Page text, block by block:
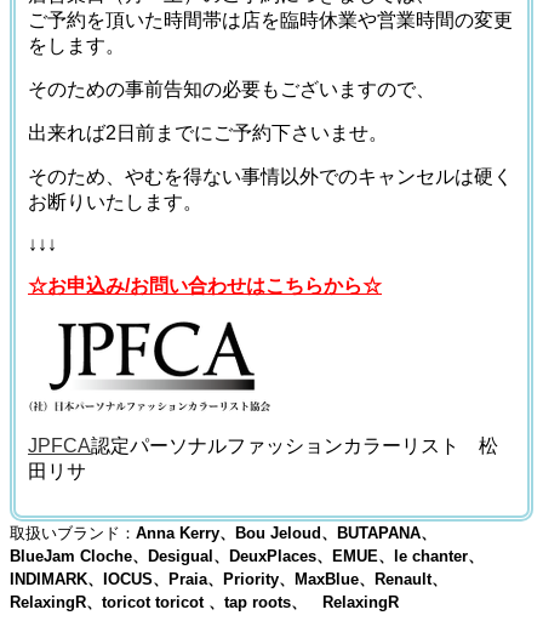
ご予約を頂いた時間帯は店を臨時休業や営業時間の変更
をします。
そのための事前告知の必要もございますので、
出来れば2日前までにご予約下さいませ。
そのため、やむを得ない事情以外でのキャンセルは硬く
お断りいたします。
↓↓↓
☆お申込み/お問い合わせはこちらから☆
JPFCA認定パーソナルファッションカラーリスト 松
田リサ
取扱いブランド： Anna Kerry、Bou Jeloud、BUTAPANA、
BlueJam Cloche、Desigual、DeuxPlaces、EMUE、le chanter、
INDIMARK、IOCUS、Praia、Priority、MaxBlue、Renault、
RelaxingR、toricot toricot 、tap roots、 RelaxingR